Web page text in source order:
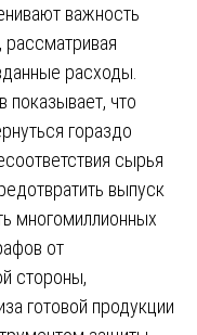
важность
рассматривая
расходы.
показывает, что
гораздо
сырья
выпуск
многомиллионных
от
стороны,
готовой продукции